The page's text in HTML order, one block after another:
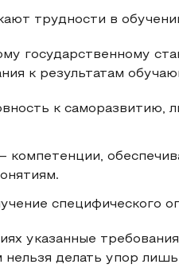
трудности в
государственному
к результатам
к саморазвитию,
компетенции,
специфического
указанные
нельзя делать упор